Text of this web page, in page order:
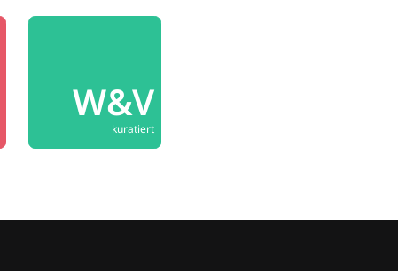
W&V
kuratiert